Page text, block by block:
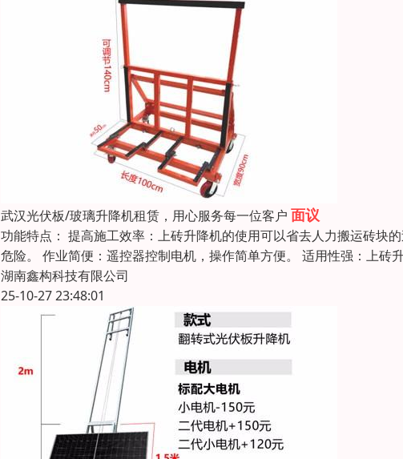
武汉光伏板/玻璃升降机租赁，用心服务每一位客户 面议
功能特点： 提高施工效率：上砖升降机的使用可以省去人力搬运砖块
危险。 作业简便：遥控器控制电机，操作简单方便。 适用性强：上
湖南鑫构科技有限公司
25-10-27 23:48:01